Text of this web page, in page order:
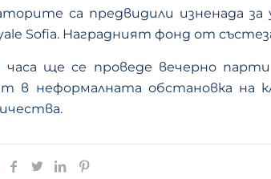
са предвидили изненада
Sofia. Наградният фонд от
часа ще се проведе вечерно
в неформалната обстановка